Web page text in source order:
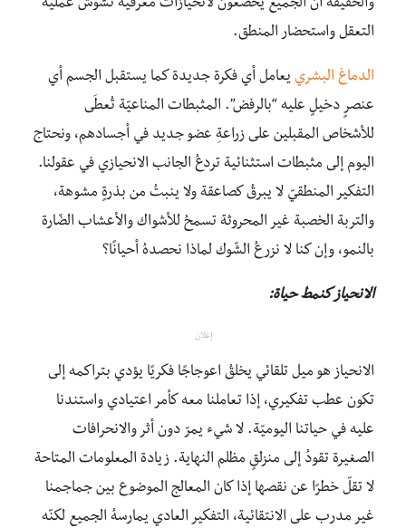
والحقيقة أن الجميع يخضعون لانحيازات معرفية تشوش عملية
التعقل واستحضار المنطق.
الدماغ البشري يعامل أي فكرة جديدة كما يستقبل الجسم أي
عنصرٍ دخيلٍ عليه “بالرفض”. المثبطات المناعيّة تُعطَى
للأشخاص المقبلين على زراعةِ عضو جديد في أجسادهم، ونحتاج
اليوم إلى مثبطات استثنائية تردعُ الجانب الانحيازي في عقولنا.
التفكير المنطقيّ لا يبرقُ كصاعقة ولا ينبتُ من بذرةٍ مشوهة،
والتربة الخصبة غير المحروثة تسمحُ للأشواك والأعشاب الضّارة
بالنمو، وإن كنا لا نزرعُ الشّوك لماذا نحصدهُ أحيانًا؟
الانحياز كنمط حياة:
إعلان
الانحياز هو ميل تلقائي يخلقُ اعوجاجًا فكريًا يؤدي بتراكمه إلى
تكون عطب تفكيري، إذا تعاملنا معه كأمر اعتيادي واستندنا
عليه في حياتنا اليوميّة. لا شيء يمرّ دون أثر والانحرافات
الصغيرة تقودُ إلى منزلقٍ مظلم النهاية. زيادة المعلومات المتاحة
لا تقلّ خطرًا عن نقصها إذا كان المعالج الموضوع بين جماجمنا
غير مدرب على الانتقائية، التفكير العادي يمارسهُ الجميع لكنّه